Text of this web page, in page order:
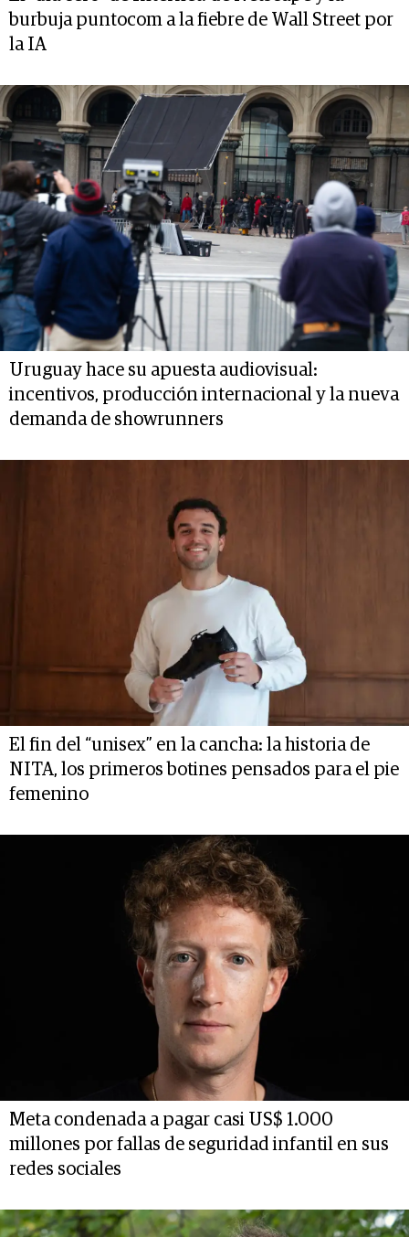
burbuja puntocom a la fiebre de Wall Street por
la IA
Uruguay hace su apuesta audiovisual:
incentivos, producción internacional y la nueva
demanda de showrunners
El fin del “unisex” en la cancha: la historia de
NITA, los primeros botines pensados para el pie
femenino
Meta condenada a pagar casi US$ 1.000
millones por fallas de seguridad infantil en sus
redes sociales